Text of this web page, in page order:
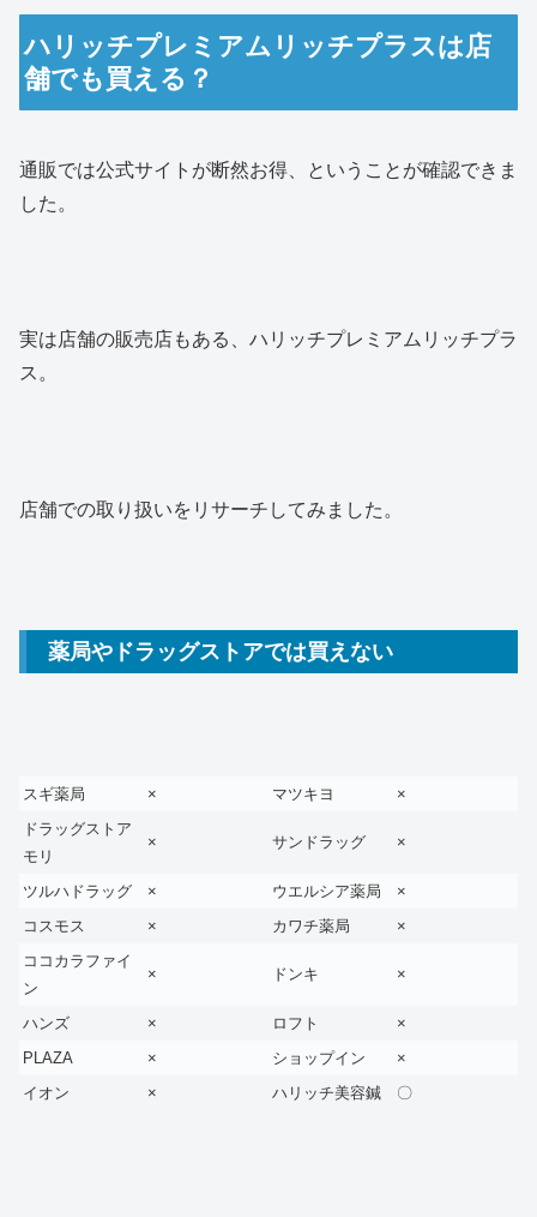
ハリッチプレミアムリッチプラスは店
舗でも買える？
通販では公式サイトが断然お得、ということが確認できま
した。
実は店舗の販売店もある、ハリッチプレミアムリッチプラ
ス。
店舗での取り扱いをリサーチしてみました。
薬局やドラッグストアでは買えない
スギ薬局 × マツキヨ
×
ドラッグストア
モリ
× サンドラッグ ×
ツルハドラッグ × ウエルシア薬局
×
コスモス
× カワチ薬局
×
ココカラファイ
ン
× ドンキ ×
ハンズ × ロフト
×
PLAZA
× ショップイン
×
イオン
× ハリッチ美容鍼 〇